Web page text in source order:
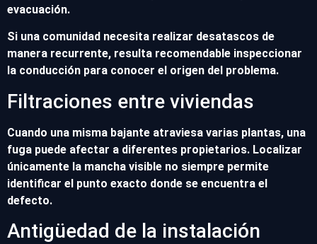
evacuación.
Si una comunidad necesita realizar desatascos de
manera recurrente, resulta recomendable inspeccionar
la conducción para conocer el origen del problema.
Filtraciones entre viviendas
Cuando una misma bajante atraviesa varias plantas, una
fuga puede afectar a diferentes propietarios. Localizar
únicamente la mancha visible no siempre permite
identificar el punto exacto donde se encuentra el
defecto.
Antigüedad de la instalación